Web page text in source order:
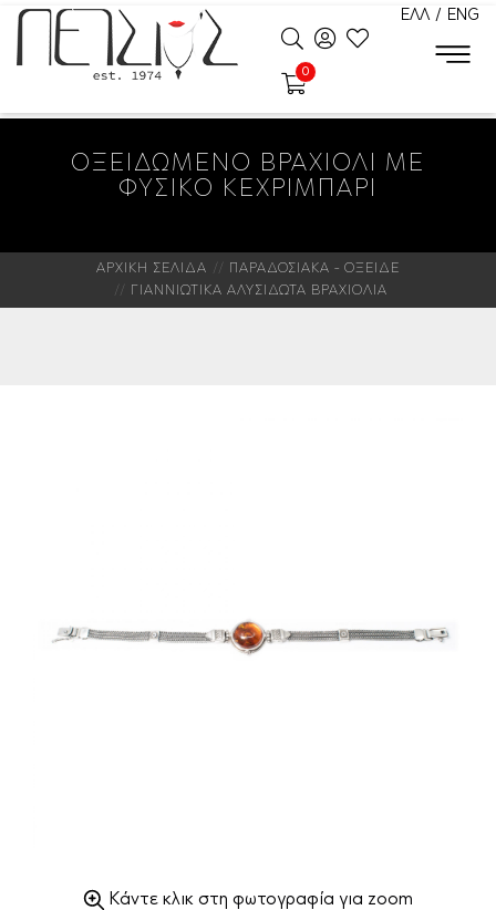
ΕΛΛ / ENG
0
ΟΞΕΙΔΩΜΕΝΟ ΒΡΑΧΙΟΛΙ ΜΕ
ΦΥΣΙΚΟ ΚΕΧΡΙΜΠΑΡΙ
ΑΡΧΙΚΗ ΣΕΛΙΔΑ
ΠΑΡΑΔΟΣΙΑΚΑ - ΟΞΕΙΔΕ
ΓΙΑΝΝΙΩΤΙΚΑ ΑΛΥΣΙΔΩΤΑ ΒΡΑΧΙΟΛΙΑ
Κάντε κλικ στη φωτογραφία για zoom